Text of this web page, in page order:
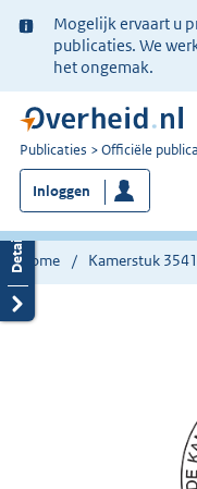
Ter
informatie:
Mogelijk ervaart u
publicaties. We
het ongemak.
U
bent
nu
hier:
Publicaties Officiële
Inloggen
Home Kamerstuk